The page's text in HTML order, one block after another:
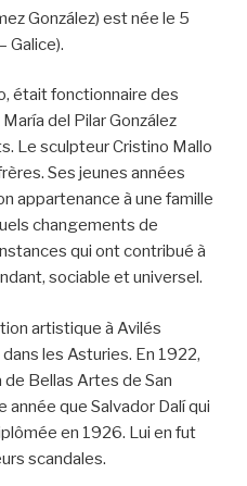
González) est née le 5
Galice).
était fonctionnaire des
del Pilar González
Le sculpteur Cristino Mallo
Ses jeunes années
appartenance à une famille
changements de
qui ont contribué à
sociable et universel.
artistique à Avilés
les Asturies. En 1922,
de Bellas Artes de San
année que Salvador Dalí qui
en 1926. Lui en fut
scandales.